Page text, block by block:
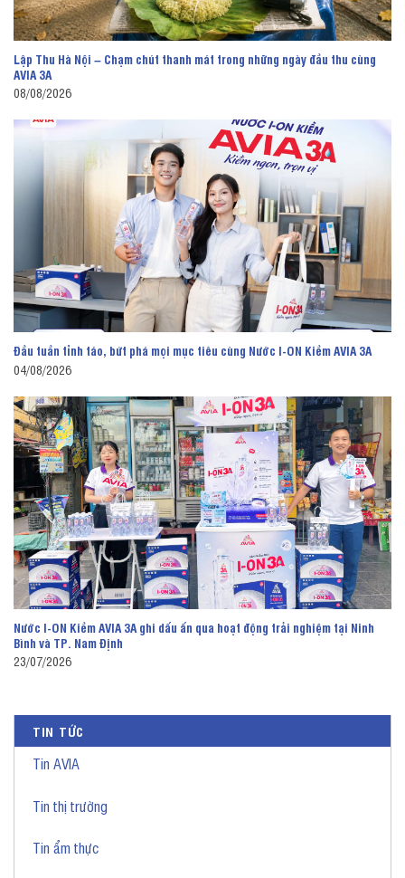
TIN TỨC
Tin AVIA
Tin thị trường
Tin ẩm thực
Lập Thu Hà Nội – Chạm chút thanh mát trong những ngày đầu thu cùng
AVIA 3A
08/08/2026
Đầu tuần tỉnh táo, bứt phá mọi mục tiêu cùng Nước I-ON Kiềm AVIA 3A
04/08/2026
Nước I-ON Kiềm AVIA 3A ghi dấu ấn qua hoạt động trải nghiệm tại Ninh
Bình và TP. Nam Định
23/07/2026